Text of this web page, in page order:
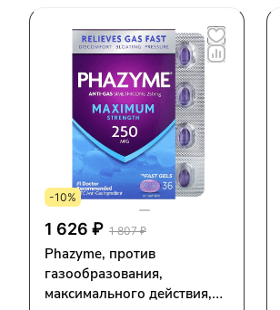
-10%
1 626 ₽ 1 807 ₽
Phazyme, против
газообразования,
максимального действия,